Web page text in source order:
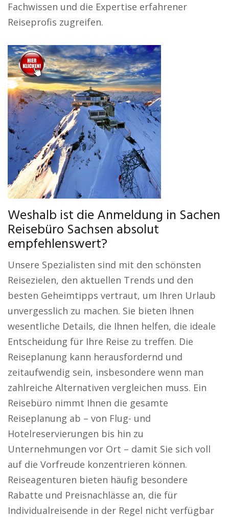
Fachwissen und die Expertise erfahrener
Reiseprofis zugreifen.
Weshalb ist die Anmeldung in Sachen
Reisebüro Sachsen absolut
empfehlenswert?
Unsere Spezialisten sind mit den schönsten
Reisezielen, den aktuellen Trends und den
besten Geheimtipps vertraut, um Ihren Urlaub
unvergesslich zu machen. Sie bieten Ihnen
wesentliche Details, die Ihnen helfen, die ideale
Entscheidung für Ihre Reise zu treffen. Die
Reiseplanung kann herausfordernd und
zeitaufwendig sein, insbesondere wenn man
zahlreiche Alternativen vergleichen muss. Ein
Reisebüro nimmt Ihnen die gesamte
Reiseplanung ab – von Flug- und
Hotelreservierungen bis hin zu
Unternehmungen vor Ort – damit Sie sich voll
auf die Vorfreude konzentrieren können.
Reiseagenturen bieten häufig besondere
Rabatte und Preisnachlässe an, die für
Individualreisende in der Regel nicht verfügbar